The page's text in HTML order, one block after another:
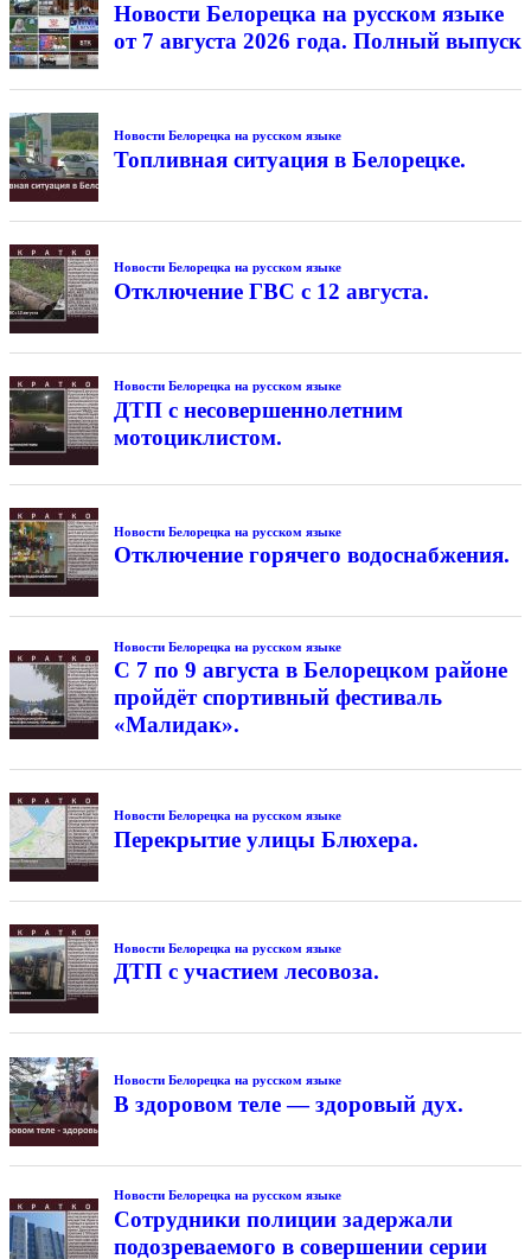
Новости Белорецка на русском языке
от 7 августа 2026 года. Полный выпуск
Новости Белорецка на русском языке
Топливная ситуация в Белорецке.
Новости Белорецка на русском языке
Отключение ГВС с 12 августа.
Новости Белорецка на русском языке
ДТП с несовершеннолетним
мотоциклистом.
Новости Белорецка на русском языке
Отключение горячего водоснабжения.
Новости Белорецка на русском языке
С 7 по 9 августа в Белорецком районе
пройдёт спортивный фестиваль
«Малидак».
Новости Белорецка на русском языке
Перекрытие улицы Блюхера.
Новости Белорецка на русском языке
ДТП с участием лесовоза.
Новости Белорецка на русском языке
В здоровом теле — здоровый дух.
Новости Белорецка на русском языке
Сотрудники полиции задержали
подозреваемого в совершении серии